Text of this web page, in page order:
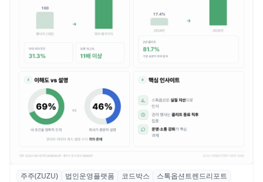
주주(ZUZU) 법인운영플랫폼 코드박스
스톡옵션트렌드리포트